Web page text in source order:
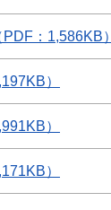
：1,586KB）
）
）
）